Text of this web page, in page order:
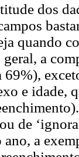
dos
quando
a
e idade,
de
a